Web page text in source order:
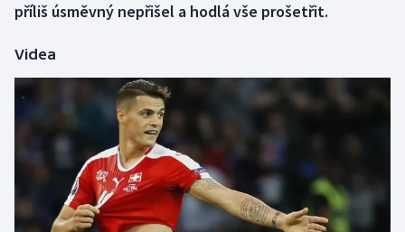
Florbal
Futsal
příliš úsměvný nepřišel a hodlá vše prošetřit.
Videa